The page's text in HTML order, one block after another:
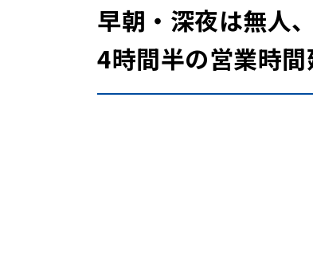
早朝・深夜は無人
4時間半の営業時